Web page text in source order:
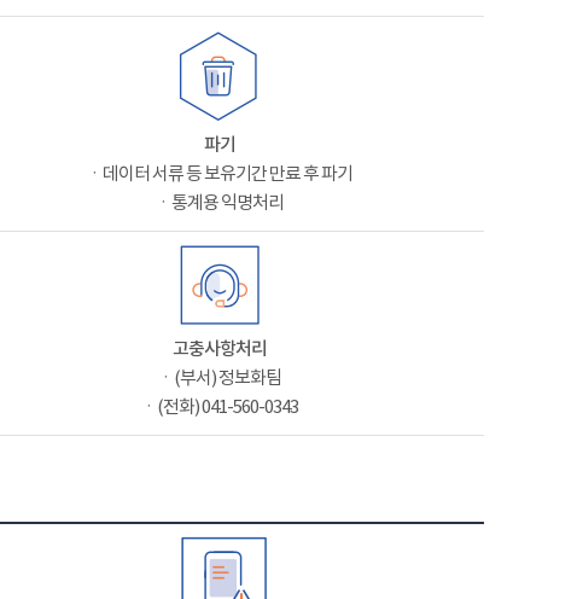
파기
ㆍ데이터 서류 등 보유기간 만료 후 파기
ㆍ통계용 익명처리
고충사항처리
ㆍ(부서) 정보화팀
ㆍ(전화) 041-560-0343